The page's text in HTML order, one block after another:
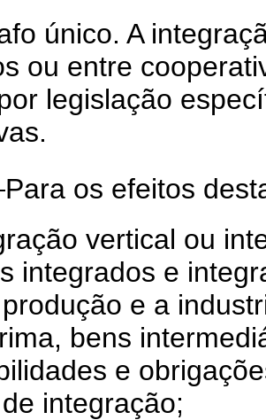
único. A
ou entre
legislação
Para os efeitos
vertical ou
integrados e
e a
bens
e
integração;